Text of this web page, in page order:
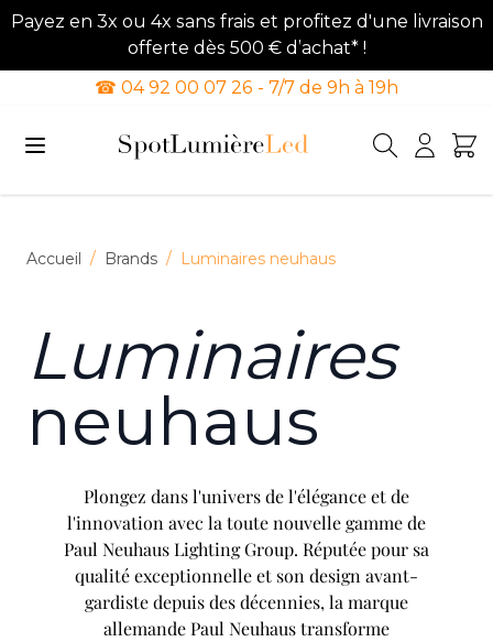
Payez en 3x ou 4x sans frais et profitez d'une livraison
offerte dès 500 € d’achat* !
☎ 04 92 00 07 26 - 7/7 de 9h à 19h
Accueil / Brands / Luminaires neuhaus
Luminaires
neuhaus
Plongez dans l'univers de l'élégance et de
l'innovation avec la toute nouvelle gamme de
Paul Neuhaus Lighting Group. Réputée pour sa
qualité exceptionnelle et son design avant-
gardiste depuis des décennies, la marque
allemande Paul Neuhaus transforme